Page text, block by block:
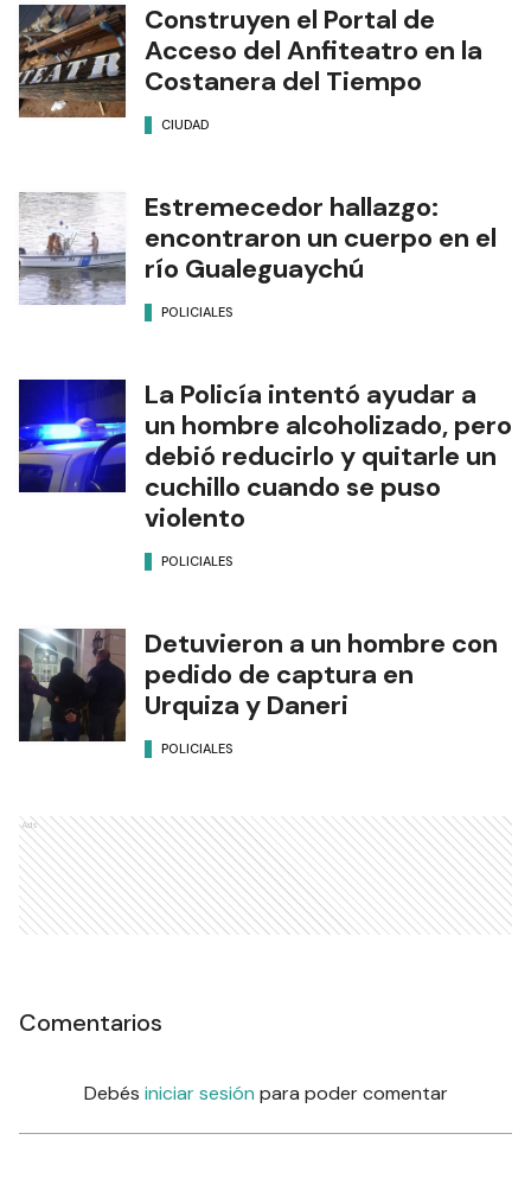
Construyen el Portal de
Acceso del Anfiteatro en la
Costanera del Tiempo
CIUDAD
Estremecedor hallazgo:
encontraron un cuerpo en el
río Gualeguaychú
POLICIALES
La Policía intentó ayudar a
un hombre alcoholizado, pero
debió reducirlo y quitarle un
cuchillo cuando se puso
violento
POLICIALES
Detuvieron a un hombre con
pedido de captura en
Urquiza y Daneri
POLICIALES
Ads
Comentarios
Debés iniciar sesión para poder comentar